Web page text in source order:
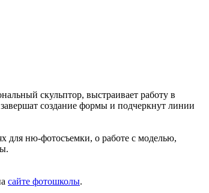
скульптор, выстраивает работу в
создание формы и подчеркнут линии
для ню-фотосъемки, о работе с моделью,
сайте фотошколы.